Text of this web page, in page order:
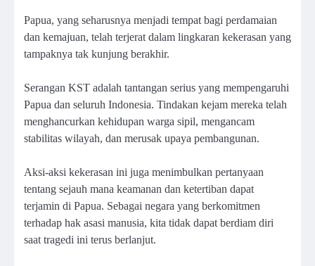
Papua, yang seharusnya menjadi tempat bagi perdamaian
dan kemajuan, telah terjerat dalam lingkaran kekerasan yang
tampaknya tak kunjung berakhir.
Serangan KST adalah tantangan serius yang mempengaruhi
Papua dan seluruh Indonesia. Tindakan kejam mereka telah
menghancurkan kehidupan warga sipil, mengancam
stabilitas wilayah, dan merusak upaya pembangunan.
Aksi-aksi kekerasan ini juga menimbulkan pertanyaan
tentang sejauh mana keamanan dan ketertiban dapat
terjamin di Papua. Sebagai negara yang berkomitmen
terhadap hak asasi manusia, kita tidak dapat berdiam diri
saat tragedi ini terus berlanjut.